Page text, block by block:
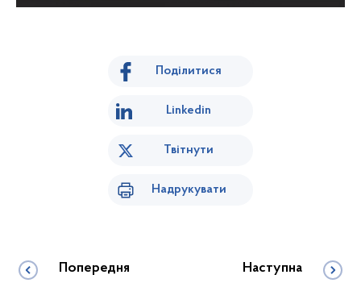
Поділитися
Linkedin
Твітнути
Надрукувати
Попередня Наступна